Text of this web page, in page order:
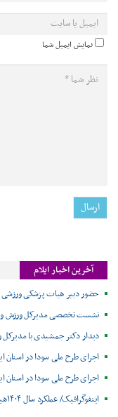
نمایش ایمیل شما
آخرین اخبار ایلام
حضور دبیر هیات پزشکی ورزشی
نشست تخصصی مدیرکل ورزش و
دیدار دکتر جمشیدی با مدیرکل
اجرای طرح ملی سودا در
اجرای طرح ملی سودا در استان
اینفوگرافیک/ عملکرد سال ۱۴۰۴هیات پزشکی ورزشی استان ایلام